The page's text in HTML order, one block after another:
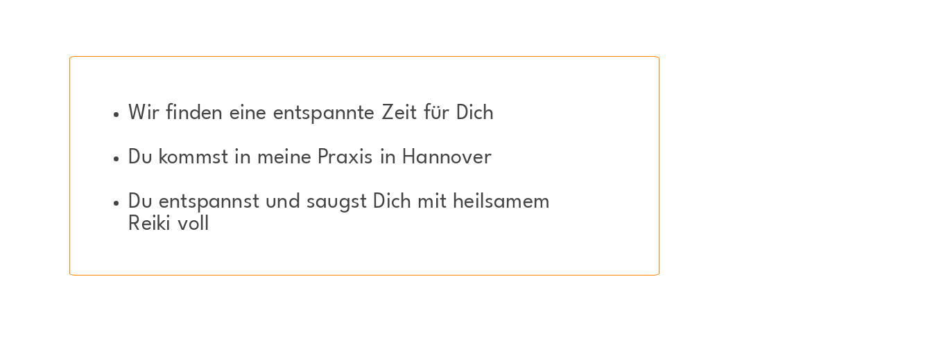
Wir finden eine entspannte Zeit für Dich
Du kommst in meine Praxis in Hannover
Du entspannst und saugst Dich mit heilsamem
Reiki voll